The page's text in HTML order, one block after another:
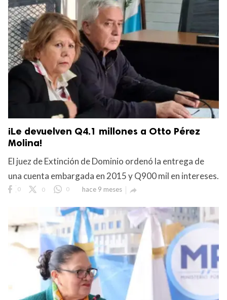
¡Le devuelven Q4.1 millones a Otto Pérez
Molina!
El juez de Extinción de Dominio ordenó la entrega de
una cuenta embargada en 2015 y Q900 mil en intereses.
0 0 0 hace 9 meses 